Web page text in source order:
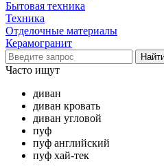
Бытовая техника
Техника
Отделочные материалы
Керамогранит
Часто ищут
диван
диван кровать
диван угловой
пуф
пуф английский
пуф хай-тек